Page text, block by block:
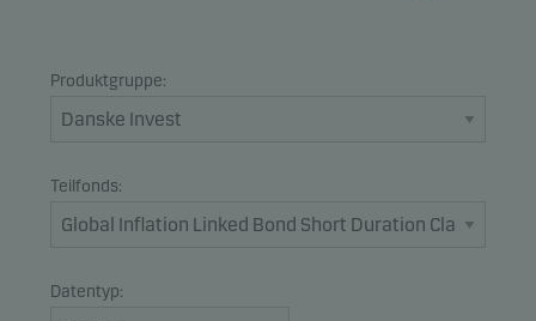
Produktgruppe:
Teilfonds:
Datentyp: